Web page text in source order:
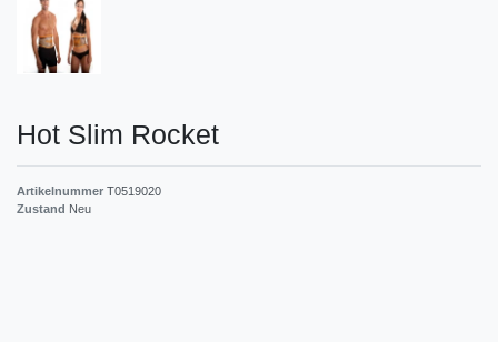
Hot Slim Rocket
Artikelnummer T0519020
Zustand Neu